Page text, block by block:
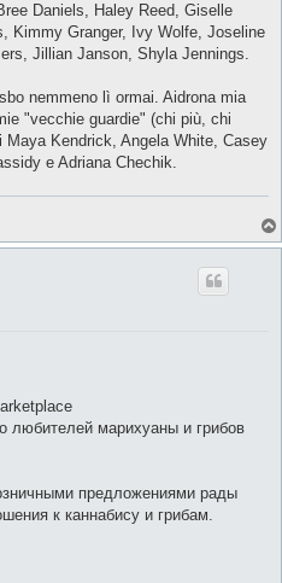
Daniels, Haley Reed, Giselle
Kimmy Granger, Ivy Wolfe, Joseline
Jillian Janson, Shyla Jennings.
nemmeno lì ormai. Aidrona mia
"vecchie guardie" (chi più, chi
Maya Kendrick, Angela White, Casey
e Adriana Chechik.
любителей марихуаны и грибов
предложениями рады
к каннабису и грибам.